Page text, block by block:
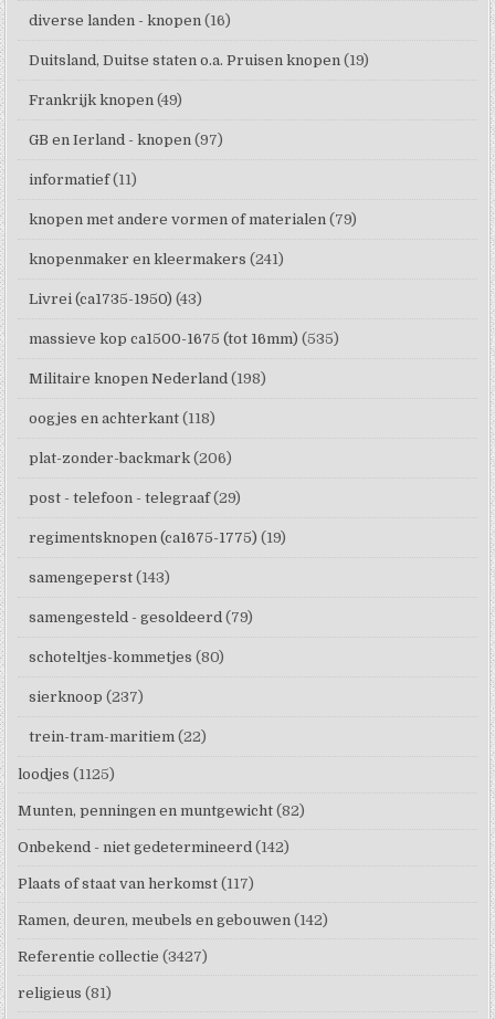
diverse landen - knopen (16)
Duitsland, Duitse staten o.a. Pruisen knopen (19)
Frankrijk knopen (49)
GB en Ierland - knopen (97)
informatief (11)
knopen met andere vormen of materialen (79)
knopenmaker en kleermakers (241)
Livrei (ca1735-1950) (43)
massieve kop ca1500-1675 (tot 16mm) (535)
Militaire knopen Nederland (198)
oogjes en achterkant (118)
plat-zonder-backmark (206)
post - telefoon - telegraaf (29)
regimentsknopen (ca1675-1775) (19)
samengeperst (143)
samengesteld - gesoldeerd (79)
schoteltjes-kommetjes (80)
sierknoop (237)
trein-tram-maritiem (22)
loodjes (1125)
Munten, penningen en muntgewicht (82)
Onbekend - niet gedetermineerd (142)
Plaats of staat van herkomst (117)
Ramen, deuren, meubels en gebouwen (142)
Referentie collectie (3427)
religieus (81)